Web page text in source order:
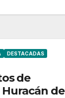
DESTACADAS
de
Huracán de